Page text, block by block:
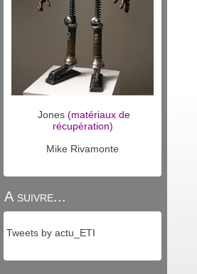
Jones (matériaux de
récupération)
Mike Rivamonte
A suivre...
Tweets by actu_ETI